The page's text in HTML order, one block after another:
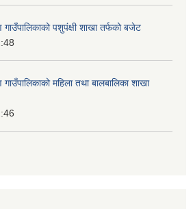
पशुपंक्षी शाखा तर्फको बजेट
महिला तथा बालबालिका शाखा